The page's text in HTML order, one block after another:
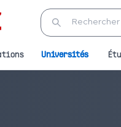
Universités